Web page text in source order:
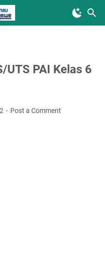
UTS PAI Kelas 6
Post a Comment